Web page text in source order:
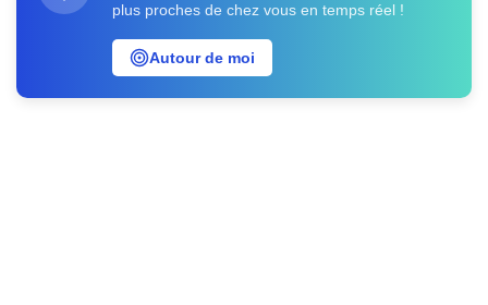
plus proches de chez vous en temps réel !
Autour de moi